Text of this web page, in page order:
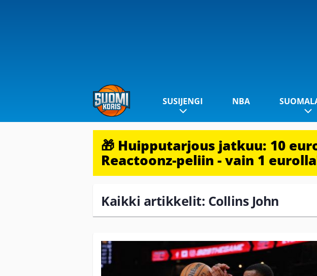
SUSIJENGI NBA
🎁 Huipputarjous jatkuu: 10
Reactoonz-peliin - vain 1
Kaikki artikkelit: Collins John